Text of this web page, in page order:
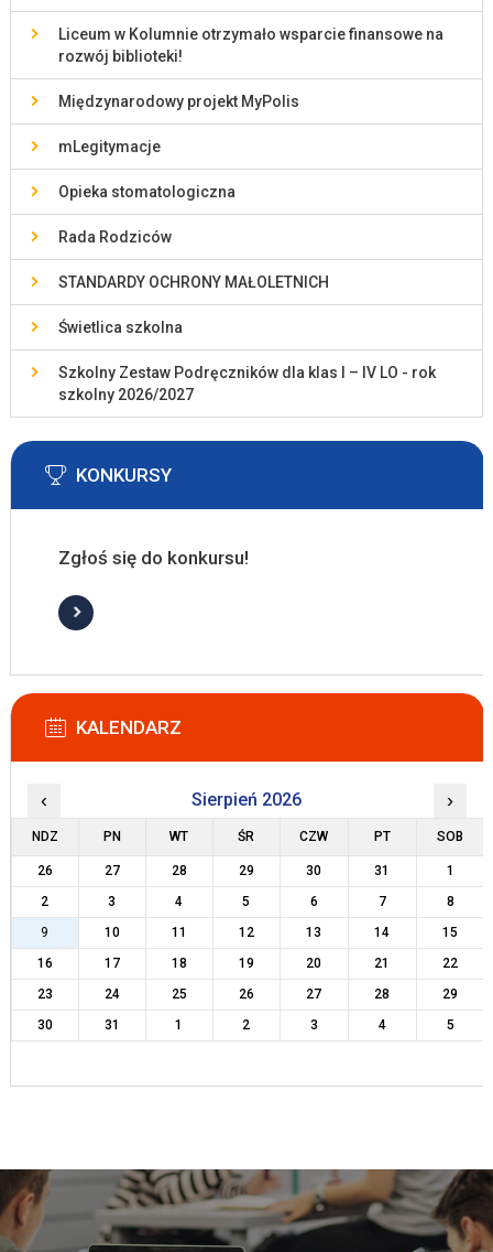
Liceum w Kolumnie otrzymało wsparcie finansowe na
rozwój biblioteki!
Międzynarodowy projekt MyPolis
mLegitymacje
Opieka stomatologiczna
Rada Rodziców
STANDARDY OCHRONY MAŁOLETNICH
Świetlica szkolna
Szkolny Zestaw Podręczników dla klas I – IV LO - rok
szkolny 2026/2027
KONKURSY
Zgłoś się do konkursu!
KALENDARZ
‹ Sierpień 2026 ›
NDZ PN WT ŚR CZW PT SOB
26 27 28 29 30 31
1
2
3 4 5 6 7
8
9
10 11 12 13 14
15
16
17 18 19 20 21
22
23
24 25 26 27 28
29
30
31 1 2 3 4 5